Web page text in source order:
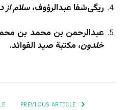
ريگی‌شفا عبدالرؤوف،سلام از
عبدالرحمن بن محمد بن
خلدون، مكتبة صيد الفوائد.